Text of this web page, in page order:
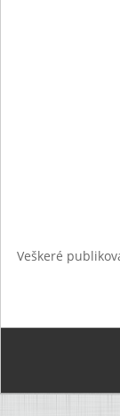
Veškeré